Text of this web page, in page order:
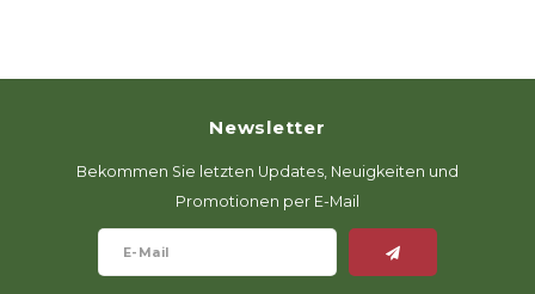
Newsletter
Bekommen Sie letzten Updates, Neuigkeiten und
Promotionen per E-Mail